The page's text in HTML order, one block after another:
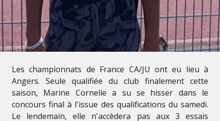
Les championnats de France CA/JU ont eu lieu à
Angers. Seule qualifiée du club finalement cette
saison, Marine Cornelie a su se hisser dans le
concours final à l'issue des qualifications du samedi.
Le lendemain, elle n'accèdera pas aux 3 essais